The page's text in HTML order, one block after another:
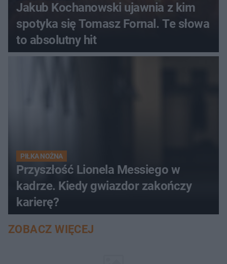
Jakub Kochanowski ujawnia z kim
spotyka się Tomasz Fornal. Te słowa
to absolutny hit
PIŁKA NOŻNA
Przyszłość Lionela Messiego w
kadrze. Kiedy gwiazdor zakończy
karierę?
ZOBACZ WIĘCEJ